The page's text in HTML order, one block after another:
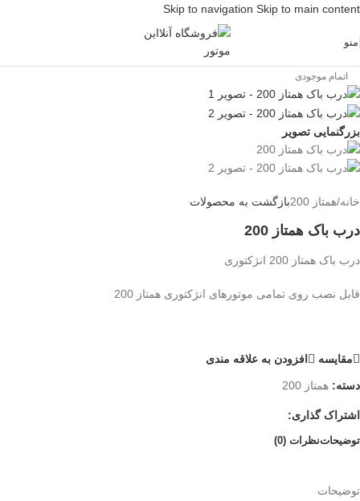
Skip to navigation Skip to main content
منو
اتمام موجودی
بزرگنمایی تصویر
خانه/همتاز 200 بازگشت به محصولات
درب باک همتاز 200
درب باک همتاز 200 انژکتوری
قابل نصب روی تمامی موتورهای انژکتوری همتاز 200
مقایسه افزودن به علاقه مندی
دسته: همتاز 200
اشتراک گذاری:
توضیحاتنظرات (0)
توضیحات